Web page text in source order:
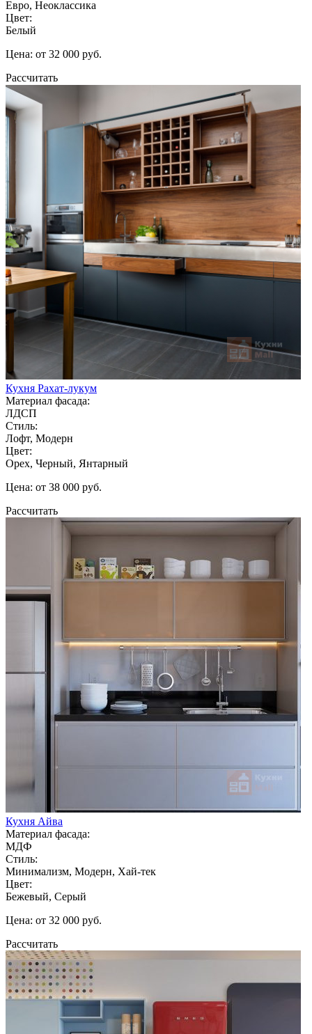
Евро, Неоклассика
Цвет:
Белый
Цена: от 32 000 руб.
Рассчитать
Кухня Рахат-лукум
Материал фасада:
ЛДСП
Стиль:
Лофт, Модерн
Цвет:
Орех, Черный, Янтарный
Цена: от 38 000 руб.
Рассчитать
Кухня Айва
Материал фасада:
МДФ
Стиль:
Минимализм, Модерн, Хай-тек
Цвет:
Бежевый, Серый
Цена: от 32 000 руб.
Рассчитать